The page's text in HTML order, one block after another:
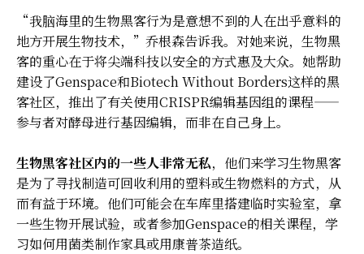
“我脑海里的生物黑客行为是意想不到的人在出乎意料的
地方开展生物技术，”乔根森告诉我。对她来说，生物黑
客的重心在于将尖端科技以安全的方式惠及大众。她帮助
建设了Genspace和Biotech Without Borders这样的黑
客社区，推出了有关使用CRISPR编辑基因组的课程——
参与者对酵母进行基因编辑，而非在自己身上。
生物黑客社区内的一些人非常无私，他们来学习生物黑客
是为了寻找制造可回收利用的塑料或生物燃料的方式，从
而有益于环境。他们可能会在车库里搭建临时实验室，拿
一些生物开展试验，或者参加Genspace的相关课程，学
习如何用菌类制作家具或用康普茶造纸。